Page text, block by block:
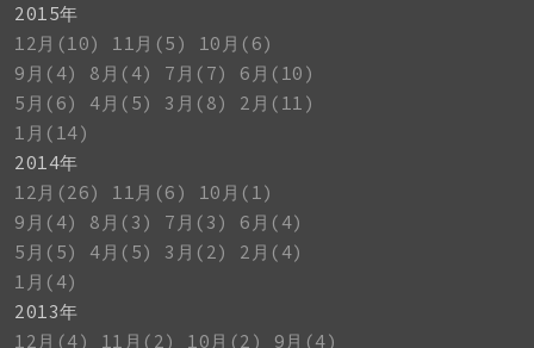
2015年
12月(10)
11月(5)
10月(6)
9月(4)
8月(4) 7月(7)
6月(10)
5月(6)
4月(5) 3月(8)
2月(11)
1月(14)
2014年
12月(26)
11月(6)
10月(1)
9月(4)
8月(3) 7月(3)
6月(4)
5月(5)
4月(5) 3月(2)
2月(4)
1月(4)
2013年
12月(4)
11月(2) 10月(2)
9月(4)